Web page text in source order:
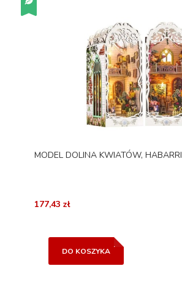
MODEL DOLINA KWIATÓW, HABARRI
177,43 zł
DO KOSZYKA